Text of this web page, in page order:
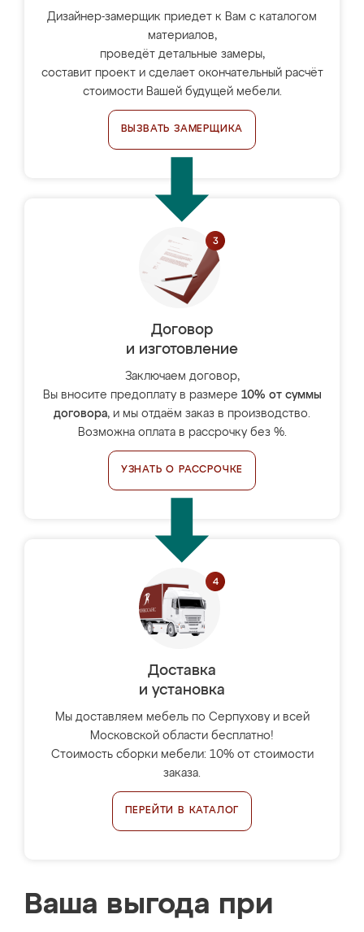
Дизайнер-замерщик приедет к Вам с каталогом
материалов,
проведёт детальные замеры,
составит проект и сделает окончательный расчёт
стоимости Вашей будущей мебели.
ВЫЗВАТЬ ЗАМЕРЩИКА
Договор
и изготовление
Заключаем договор,
Вы вносите предоплату в размере 10% от суммы
договора, и мы отдаём заказ в производство.
Возможна оплата в рассрочку без %.
УЗНАТЬ О РАССРОЧКЕ
Доставка
и установка
Мы доставляем мебель по Серпухову и всей
Московской области бесплатно!
Стоимость сборки мебели: 10% от стоимости
заказа.
ПЕРЕЙТИ В КАТАЛОГ
Ваша выгода при